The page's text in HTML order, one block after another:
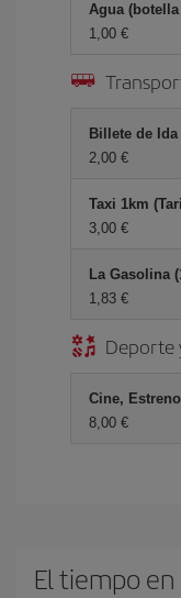
Agua
1,00 €
Billete de
2,00 €
Taxi 1km
3,00 €
La Gasolina
1,83 €
Deporte
Cine,
8,00 €
El tiempo